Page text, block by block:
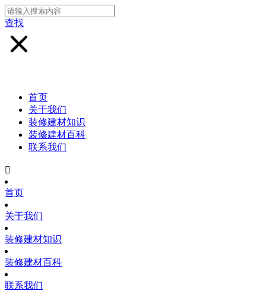
查找
首页
关于我们
装修建材知识
装修建材百科
联系我们

首页
关于我们
装修建材知识
装修建材百科
联系我们